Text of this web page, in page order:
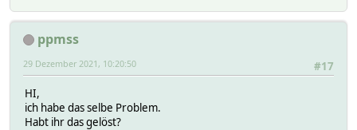
ppmss
#17
29 Dezember 2021, 10:20:50
HI,
ich habe das selbe Problem.
Habt ihr das gelöst?